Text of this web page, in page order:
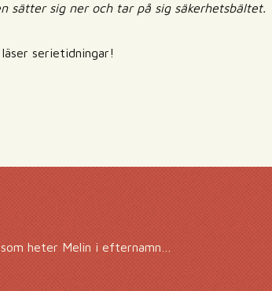
sätter sig ner och tar på sig säkerhetsbältet.
serietidningar!
heter Melin i efternamn…